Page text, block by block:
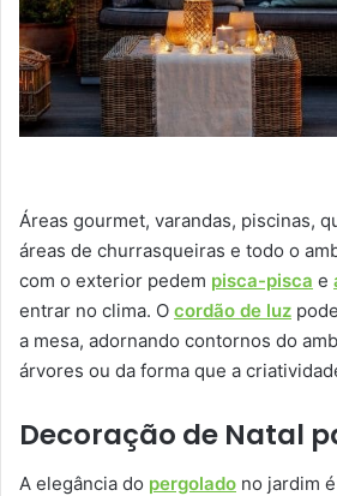
Áreas gourmet, varandas, piscinas,
áreas de churrasqueiras e todo o
com o exterior pedem pisca-pisca e
entrar no clima. O cordão de luz
a mesa, adornando contornos do
árvores ou da forma que a
Decoração de Natal
A elegância do pergolado no jardim